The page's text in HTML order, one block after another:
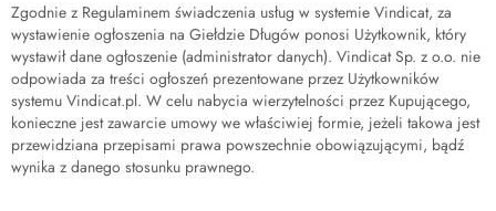
Zgodnie z Regulaminem świadczenia usług w systemie Vindicat, za
wystawienie ogłoszenia na Giełdzie Długów ponosi Użytkownik, który
wystawił dane ogłoszenie (administrator danych). Vindicat Sp. z o.o. nie
odpowiada za treści ogłoszeń prezentowane przez Użytkowników
systemu Vindicat.pl. W celu nabycia wierzytelności przez Kupującego,
konieczne jest zawarcie umowy we właściwiej formie, jeżeli takowa jest
przewidziana przepisami prawa powszechnie obowiązującymi, bądź
wynika z danego stosunku prawnego.